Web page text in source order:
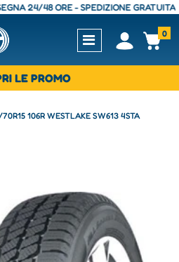
48 ORE - SPEDIZIONE GRATUITA -
Open0
LE PROMO
106R WESTLAKE SW613 4STA